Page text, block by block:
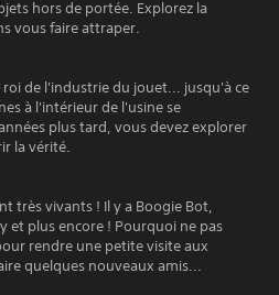
hors de portée. Explorez la
vous faire attraper.
de l'industrie du jouet... jusqu'à ce
à l'intérieur de l'usine se
plus tard, vous devez explorer
la vérité.
très vivants ! Il y a Boogie Bot,
et plus encore ! Pourquoi ne pas
rendre une petite visite aux
quelques nouveaux amis...